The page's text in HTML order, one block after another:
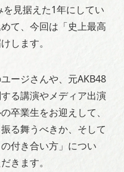
見据えた1年にしてい
て、今回は「史上最高
します。
ージさんや、元AKB48
る講演やメディア出演
卒業生をお迎えして、
る舞うべきか、そして
付き合い方」につい
きます。